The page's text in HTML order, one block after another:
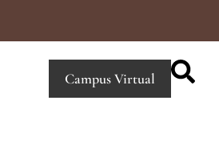
Campus Virtual